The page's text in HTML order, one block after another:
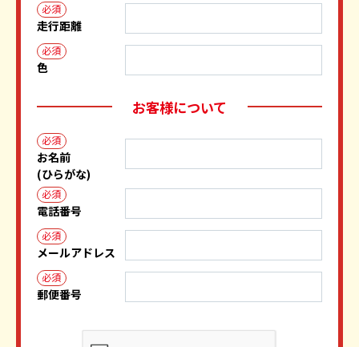
必須
走行距離
必須
色
お客様について
必須
お名前
(ひらがな)
必須
電話番号
必須
メールアドレス
必須
郵便番号